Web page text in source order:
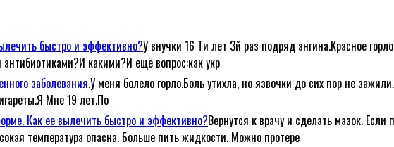
быстро и эффективно?У внучки 16 Ти лет 3й раз подряд ангина.Красное
какими?И ещё вопрос:как укр
заболевания.У меня болело горло.Боль утихла, но язвочки до сих пор не
Мне 19 лет.По
Как ее вылечить быстро и эффективно?Вернутся к врачу и сделать мазок.
температура опасна. Больше пить жидкости. Можно протере